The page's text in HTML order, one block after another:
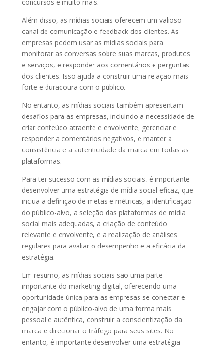
concursos e muito mais.
Além disso, as mídias sociais oferecem um valioso
canal de comunicação e feedback dos clientes. As
empresas podem usar as mídias sociais para
monitorar as conversas sobre suas marcas, produtos
e serviços, e responder aos comentários e perguntas
dos clientes. Isso ajuda a construir uma relação mais
forte e duradoura com o público.
No entanto, as mídias sociais também apresentam
desafios para as empresas, incluindo a necessidade de
criar conteúdo atraente e envolvente, gerenciar e
responder a comentários negativos, e manter a
consistência e a autenticidade da marca em todas as
plataformas.
Para ter sucesso com as mídias sociais, é importante
desenvolver uma estratégia de mídia social eficaz, que
inclua a definição de metas e métricas, a identificação
do público-alvo, a seleção das plataformas de mídia
social mais adequadas, a criação de conteúdo
relevante e envolvente, e a realização de análises
regulares para avaliar o desempenho e a eficácia da
estratégia.
Em resumo, as mídias sociais são uma parte
importante do marketing digital, oferecendo uma
oportunidade única para as empresas se conectar e
engajar com o público-alvo de uma forma mais
pessoal e autêntica, construir a conscientização da
marca e direcionar o tráfego para seus sites. No
entanto, é importante desenvolver uma estratégia